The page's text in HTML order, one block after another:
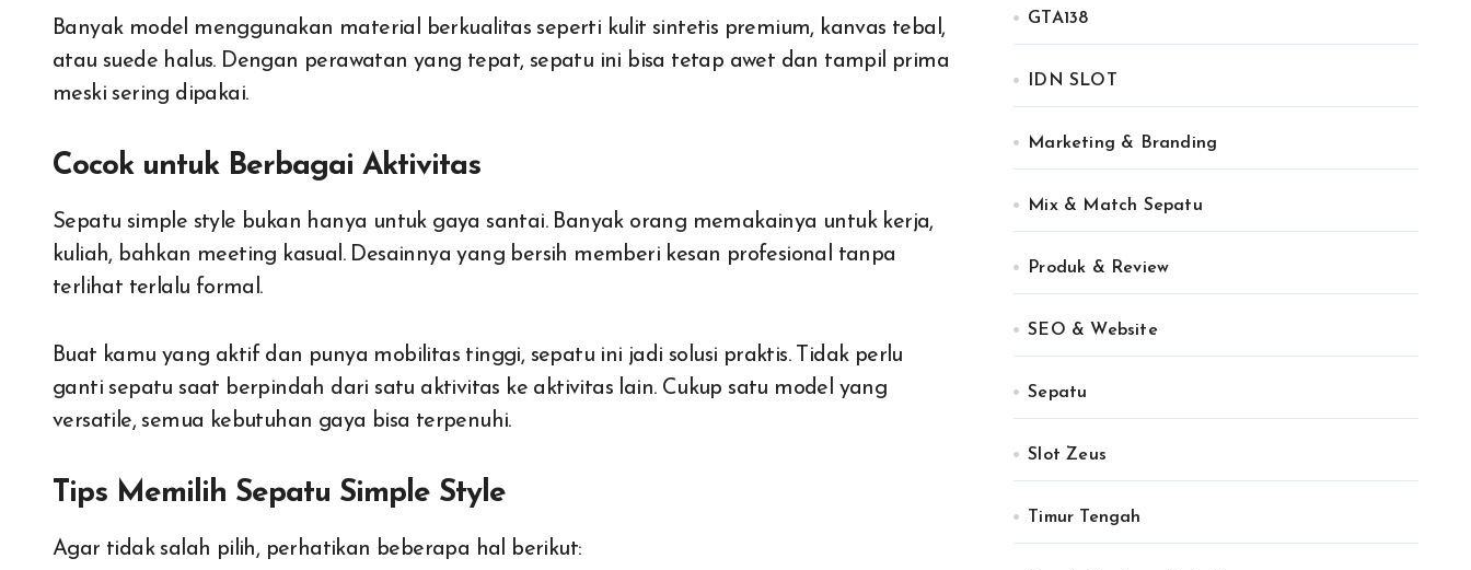
Banyak model menggunakan material berkualitas seperti kulit sintetis premium, kanvas tebal,
atau suede halus. Dengan perawatan yang tepat, sepatu ini bisa tetap awet dan tampil prima
meski sering dipakai.
Cocok untuk Berbagai Aktivitas
Sepatu simple style bukan hanya untuk gaya santai. Banyak orang memakainya untuk kerja,
kuliah, bahkan meeting kasual. Desainnya yang bersih memberi kesan profesional tanpa
terlihat terlalu formal.
Buat kamu yang aktif dan punya mobilitas tinggi, sepatu ini jadi solusi praktis. Tidak perlu
ganti sepatu saat berpindah dari satu aktivitas ke aktivitas lain. Cukup satu model yang
versatile, semua kebutuhan gaya bisa terpenuhi.
Tips Memilih Sepatu Simple Style
Agar tidak salah pilih, perhatikan beberapa hal berikut:
GTA138
IDN SLOT
Marketing & Branding
Mix & Match Sepatu
Produk & Review
SEO & Website
Sepatu
Slot Zeus
Timur Tengah